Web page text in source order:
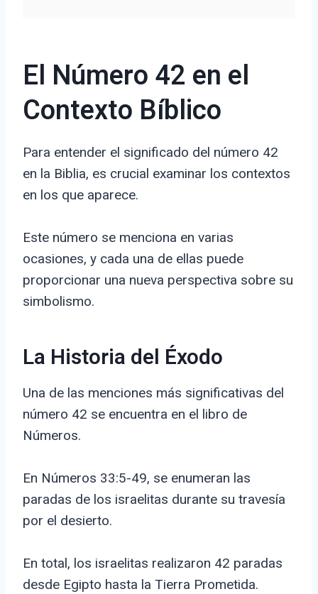
El Número 42 en el
Contexto Bíblico
Para entender el significado del número 42
en la Biblia, es crucial examinar los contextos
en los que aparece.
Este número se menciona en varias
ocasiones, y cada una de ellas puede
proporcionar una nueva perspectiva sobre su
simbolismo.
La Historia del Éxodo
Una de las menciones más significativas del
número 42 se encuentra en el libro de
Números.
En Números 33:5-49, se enumeran las
paradas de los israelitas durante su travesía
por el desierto.
En total, los israelitas realizaron 42 paradas
desde Egipto hasta la Tierra Prometida.